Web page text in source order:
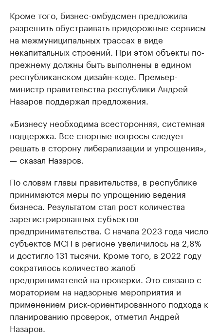
Кроме того, бизнес-омбудсмен предложила
разрешить обустраивать придорожные сервисы
на межмуниципальных трассах в виде
некапитальных строений. При этом объекты по-
прежнему должны быть выполнены в едином
республиканском дизайн-коде. Премьер-
министр правительства республики Андрей
Назаров поддержал предложения.
«Бизнесу необходима всесторонняя, системная
поддержка. Все спорные вопросы следует
решать в сторону либерализации и упрощения»,
— сказал Назаров.
По словам главы правительства, в республике
принимаются меры по упрощению ведения
бизнеса. Результатом стал рост количества
зарегистрированных субъектов
предпринимательства. С начала 2023 года число
субъектов МСП в регионе увеличилось на 2,8%
и достигло 131 тысячи. Кроме того, в 2022 году
сократилось количество жалоб
предпринимателей на проверки. Это связано с
мораторием на надзорные мероприятия и
применением риск-ориентированного подхода к
планированию проверок, отметил Андрей
Назаров.